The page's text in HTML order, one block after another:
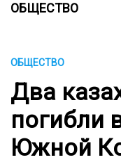
ОБЩЕСТВО
ОБЩЕСТВО
Два
погибли
Южной